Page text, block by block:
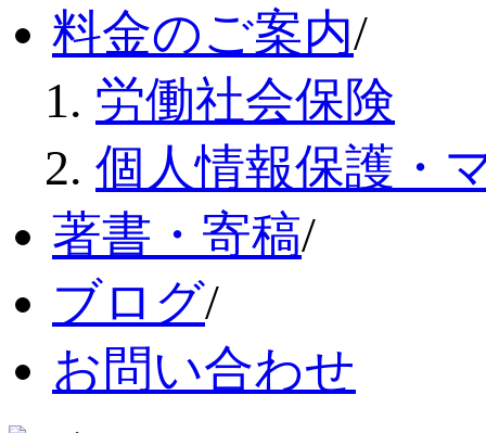
料金のご案内/
労働社会保険
個人情報保護・
著書・寄稿/
ブログ/
お問い合わせ